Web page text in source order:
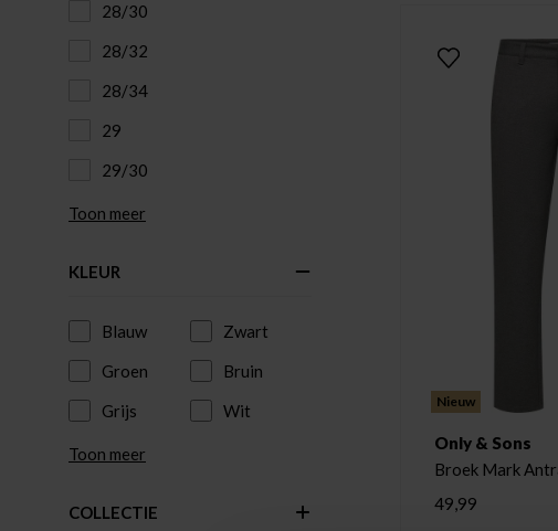
28/30
28/32
28/34
29
29/30
Toon meer
KLEUR
Blauw
Zwart
Groen
Bruin
Grijs
Wit
Toon meer
COLLECTIE
Nieuw
Only & Sons
Broek
49,99